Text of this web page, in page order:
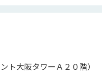
大阪タワーＡ２０階）